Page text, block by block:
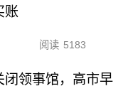
账
阅读 5183
闭领事馆，高市早